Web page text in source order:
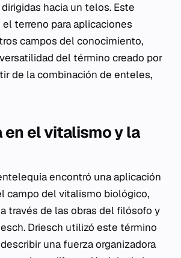
hacia un telos. Este
terreno para aplicaciones
campos del conocimiento,
del término creado por
de la combinación de enteles,
en el vitalismo y la
encontró una aplicación
campo del vitalismo biológico,
través de las obras del filósofo y
Driesch utilizó este término
una fuerza organizadora